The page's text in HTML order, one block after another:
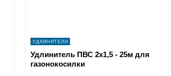
УДЛИНИТЕЛИ
Удлинитель ПВС 2х1,5 - 25м для
газонокосилки